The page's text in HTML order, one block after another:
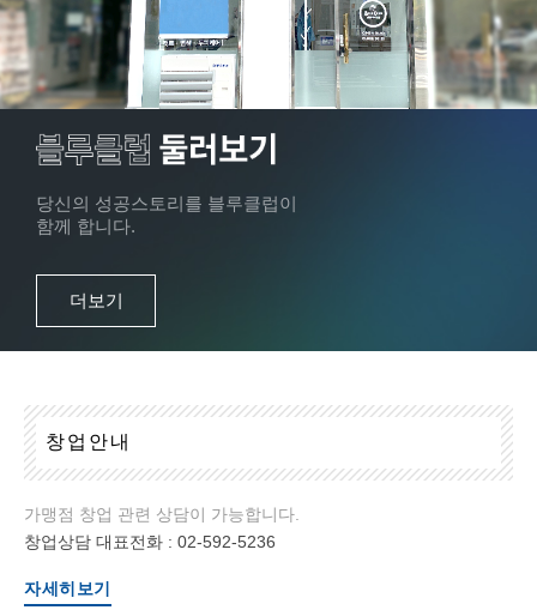
당신의 성공스토리를 블루클럽이
함께 합니다.
더보기
창업 안내
가맹점 창업 관련 상담이 가능합니다.
창업상담 대표전화 : 02-592-5236
자세히보기